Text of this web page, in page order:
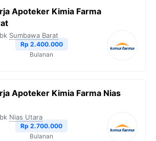
Apoteker Kimia Farma
Sumbawa Barat
Rp 2.400.000
Bulanan
Apoteker Kimia Farma Nias
Nias Utara
Rp 2.700.000
Bulanan